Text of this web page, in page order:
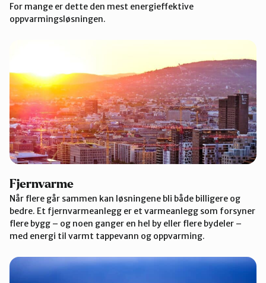
For mange er dette den mest energieffektive
oppvarmingsløsningen.
Fjernvarme
Når flere går sammen kan løsningene bli både billigere og
bedre. Et fjernvarmeanlegg er et varmeanlegg som forsyner
flere bygg – og noen ganger en hel by eller flere bydeler –
med energi til varmt tappevann og oppvarming.